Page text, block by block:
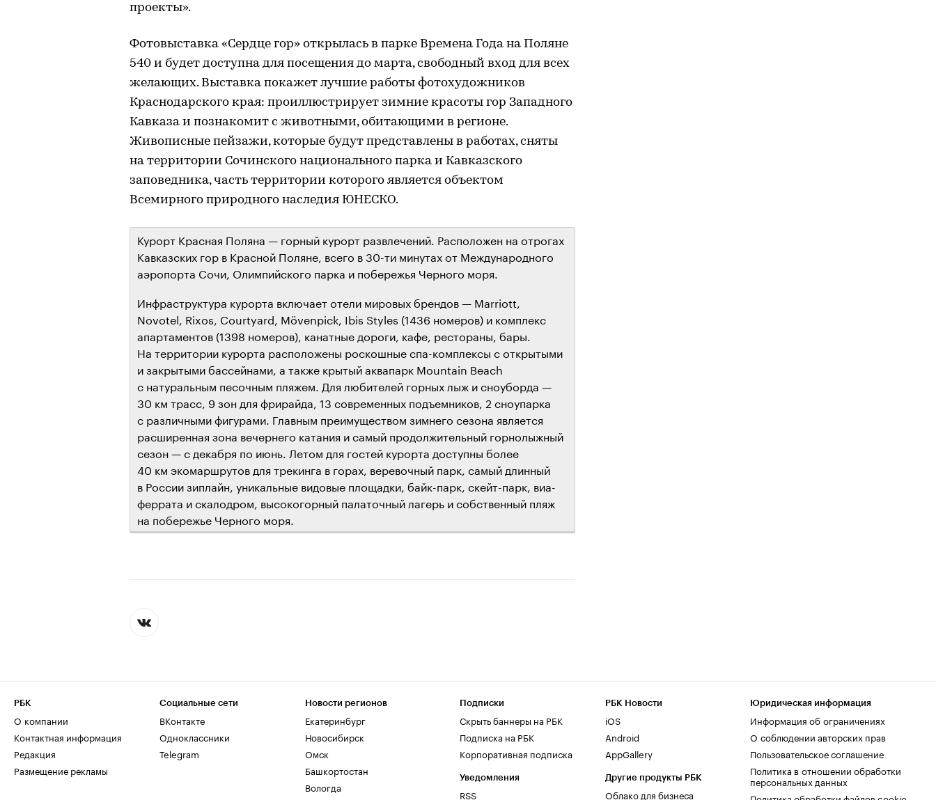
проекты».
Фотовыставка «Сердце гор» открылась в парке Времена Года на Поляне
540 и будет доступна для посещения до марта, свободный вход для всех
желающих. Выставка покажет лучшие работы фотохудожников
Краснодарского края: проиллюстрирует зимние красоты гор Западного
Кавказа и познакомит с животными, обитающими в регионе.
Живописные пейзажи, которые будут представлены в работах, сняты
на территории Сочинского национального парка и Кавказского
заповедника, часть территории которого является объектом
Всемирного природного наследия ЮНЕСКО.
Курорт Красная Поляна — горный курорт развлечений. Расположен на отрогах
Кавказских гор в Красной Поляне, всего в 30-ти минутах от Международного
аэропорта Сочи, Олимпийского парка и побережья Черного моря.
Инфраструктура курорта включает отели мировых брендов — Marriott,
Novotel, Rixos, Courtyard, Mövenpick, Ibis Styles (1436 номеров) и комплекс
апартаментов (1398 номеров), канатные дороги, кафе, рестораны, бары.
На территории курорта расположены роскошные спа-комплексы с открытыми
и закрытыми бассейнами, а также крытый аквапарк Mountain Beach
с натуральным песочным пляжем. Для любителей горных лыж и сноуборда —
30 км трасс, 9 зон для фрирайда, 13 современных подъемников, 2 сноупарка
с различными фигурами. Главным преимуществом зимнего сезона является
расширенная зона вечернего катания и самый продолжительный горнолыжный
сезон — с декабря по июнь. Летом для гостей курорта доступны более
40 км экомаршрутов для трекинга в горах, веревочный парк, самый длинный
в России зиплайн, уникальные видовые площадки, байк-парк, скейт-парк, виа-
феррата и скалодром, высокогорный палаточный лагерь и собственный пляж
на побережье Черного моря.
РБК
О компании
Контактная информация
Редакция
Размещение рекламы
Социальные сети
ВКонтакте
Одноклассники
Telegram
Новости регионов
Екатеринбург
Новосибирск
Омск
Башкортостан
Вологда
Подписки
Скрыть баннеры на РБК
Подписка на РБК
Корпоративная подписка
Уведомления
RSS
РБК Новости
iOS
Android
AppGallery
Другие продукты РБК
Облако для бизнеса
Юридическая информация
Информация об ограничениях
О соблюдении авторских прав
Пользовательское соглашение
Политика в отношении обработки
персональных данных